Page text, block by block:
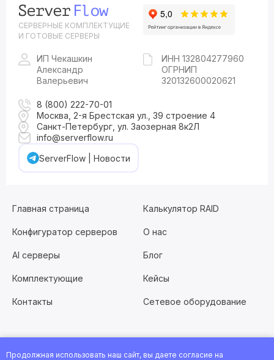
СЕРВЕРНЫЕ КОМПЛЕКТУЩИЕ
И ГОТОВЫЕ СЕРВЕРЫ
ИП Чекашкин
Александр
Валерьевич
ИНН 132804277960
ОГРНИП
320132600020621
8 (800) 222-70-01
Москва, 2-я Брестская ул., 39 строение 4
Санкт-Петербург, ул. Заозерная 8к2Л
info@serverflow.ru
ServerFlow | Новости
Главная страница Калькулятор RAID
Конфигуратор серверов О нас
AI серверы Блог
Комплектующие Кейсы
Контакты Сетевое оборудование
Продолжная использовать наш сайт, вы даете согласие на